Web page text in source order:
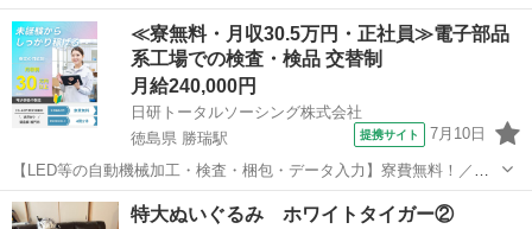
トル 尻尾の長さは約60cm 小さい２匹は体長約58cm 尻尾の長さ約
30cm 兄弟のホワイトタイガーいかがですか？
高知 香美市 土佐山田駅 ソファ ホワイトタイガー
≪寮無料・月収30.5万円・正社員≫電子部品
系工場での検査・検品 交替制
月給240,000円
日研トータルソーシング株式会社
徳島県 勝瑞駅
提携サイト 7月10日
【LED等の自動機械加工・検査・梱包・データ入力】寮費無料！／年
間休日は130日以上／未経験OK！ お仕事について スマートフォンやパ
ソコン、車などに使われるLED等の電子部品の製造とそれに付帯する
徳島 鳴門市 勝瑞駅
特大ぬいぐるみ ホワイトタイガー②